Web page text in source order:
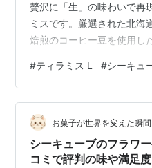
贅沢に「生」の味わいで再
ミスです。厳選された北海
焙煎のコーヒー豆を使用し
方への洗練されたギフトに
#ティラミス L #シーキュ
お菓子が世界を変えた瞬間
シーキューブのフラワ
コミで評判の味や満足